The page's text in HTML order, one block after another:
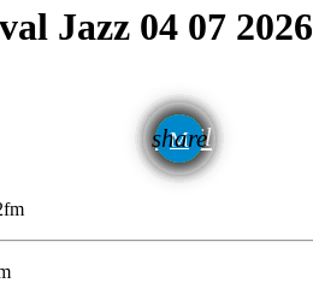
Jazz 04 07 2026
share
email